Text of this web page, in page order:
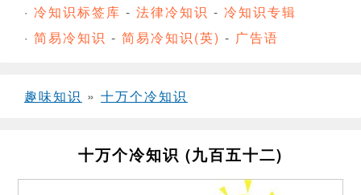
· 冷知识标签库 - 法律冷知识 - 冷知识专辑
· 简易冷知识 - 简易冷知识(英) - 广告语
趣味知识 » 十万个冷知识
十万个冷知识 (九百五十二)